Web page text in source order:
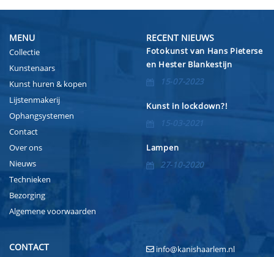
MENU
Collectie
Kunstenaars
Kunst huren & kopen
Lijstenmakerij
Ophangsystemen
Contact
Over ons
Nieuws
Technieken
Bezorging
Algemene voorwaarden
RECENT NIEUWS
Fotokunst van Hans Pieterse
en Hester Blankestijn
15-07-2023
Kunst in lockdown?!
15-03-2021
Lampen
27-10-2020
CONTACT info@kanishaarlem.nl